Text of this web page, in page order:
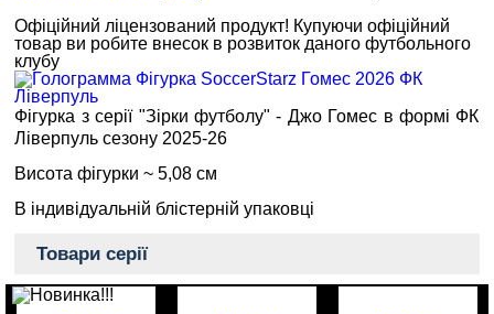
Офіційний ліцензований продукт! Купуючи офіційний
товар ви робите внесок в розвиток даного футбольного
клубу
Фігурка з серії "Зірки футболу" - Джо Гомес в формі ФК
Ліверпуль сезону 2025-26
Висота фігурки ~ 5,08 см
В індивідуальній блістерній упаковці
Товари серії